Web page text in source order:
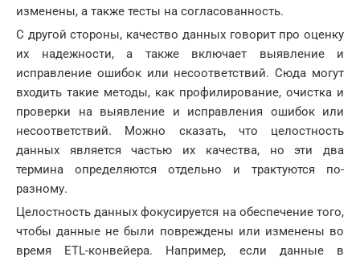
изменены, а также тесты на согласованность.
С другой стороны, качество данных говорит про оценку
их надежности, а также включает выявление и
исправление ошибок или несоответствий. Сюда могут
входить такие методы, как профилирование, очистка и
проверки на выявление и исправления ошибок или
несоответствий. Можно сказать, что целостность
данных является частью их качества, но эти два
термина определяются отдельно и трактуются по-
разному.
Целостность данных фокусируется на обеспечение того,
чтобы данные не были повреждены или изменены во
время ETL-конвейера. Например, если данные в